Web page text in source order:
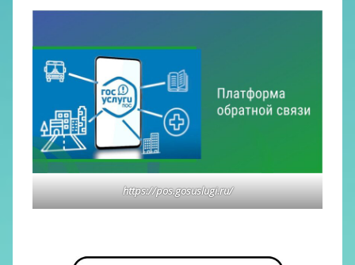
https://pos.gosuslugi.ru/